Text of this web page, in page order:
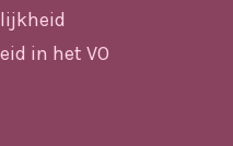
in het VO